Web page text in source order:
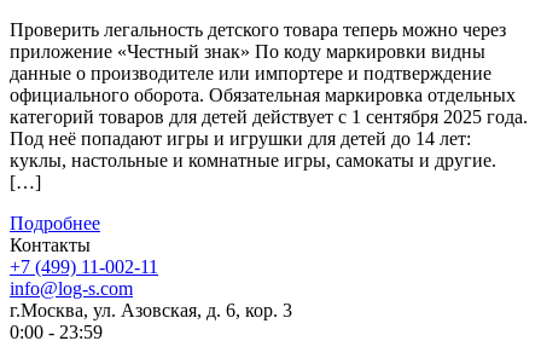
Проверить легальность детского товара теперь можно через
приложение «Честный знак» По коду маркировки видны
данные о производителе или импортере и подтверждение
официального оборота. Обязательная маркировка отдельных
категорий товаров для детей действует с 1 сентября 2025 года.
Под неё попадают игры и игрушки для детей до 14 лет:
куклы, настольные и комнатные игры, самокаты и другие.
[…]
Подробнее
Контакты
+7 (499) 11-002-11
info@log-s.com
г.Москва, ул. Азовская, д. 6, кор. 3
0:00 - 23:59